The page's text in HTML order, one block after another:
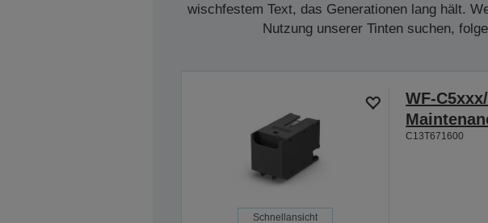
wischfestem Text, das Generationen lang hält.
Nutzung unserer Tinten suchen,
Schnellansicht
WF-
C13T671600